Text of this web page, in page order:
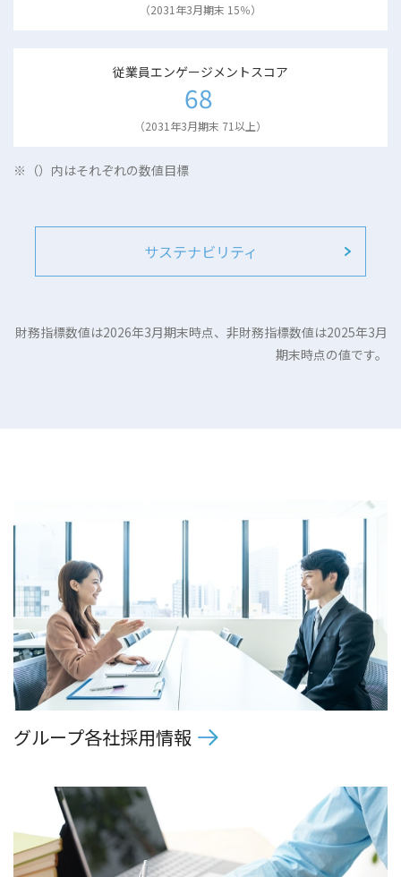
（2031年3月期末 15％）
従業員エンゲージメントスコア
68
（2031年3月期末 71以上）
※（）内はそれぞれの数値目標
サステナビリティ
財務指標数値は2026年3月期末時点、非財務指標数値は2025年3月
期末時点の値です。
グループ各社採用情報